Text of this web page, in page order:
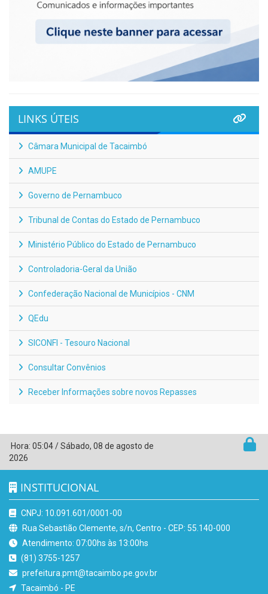
LINKS ÚTEIS
Câmara Municipal de Tacaimbó
AMUPE
Governo de Pernambuco
Tribunal de Contas do Estado de Pernambuco
Ministério Público do Estado de Pernambuco
Controladoria-Geral da União
Confederação Nacional de Municípios - CNM
QEdu
SICONFI - Tesouro Nacional
Consultar Convênios
Receber Informações sobre novos Repasses
Hora: 05:04/Sábado, 08 de agosto de
2026
INSTITUCIONAL
CNPJ: 10.091.601/0001-00
Rua Sebastião Clemente, s/n, Centro - CEP: 55.140-000
Atendimento: 07:00hs às 13:00hs
(81) 3755-1257
prefeitura.pmt@tacaimbo.pe.gov.br
Tacaimbó - PE